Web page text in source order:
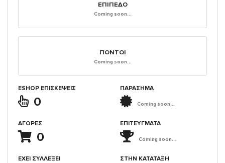
ΕΠΊΠΕΔΟ
Coming soon...
ΠΌΝΤΟΙ
Coming soon...
ESHOP ΕΠΙΣΚΈΨΕΙΣ
0
ΑΓΟΡΈΣ
0
ΈΧΕΙ ΣΥΛΛΈΞΕΙ
ΠΑΡΑΣΗΜΑ
Coming soon...
ΕΠΙΤΕΎΓΜΑΤΑ
Coming soon...
ΣΤΗΝ ΚΑΤΆΤΑΞΗ